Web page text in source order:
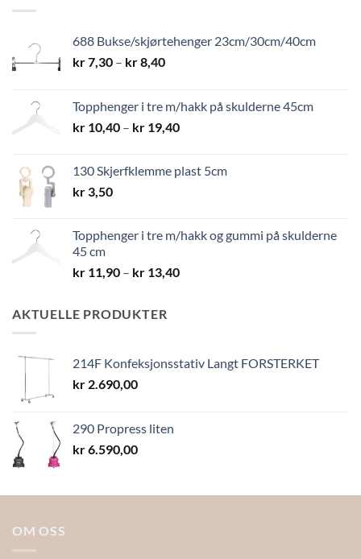
688 Bukse/skjørtehenger 23cm/30cm/40cm
kr7,30 – kr8,40Prisområde:
kr 8,40
Topphenger i tre m/hakk på skulderne 45cm
kr 10,40 – kr 19,40Prisområde:
kr 19,40
130 Skjerfklemme plast 5cm
kr 3,50
Topphenger i tre m/hakk og gummi på skulderne
45 cm
kr 11,90 – kr 13,40Prisområde:
AKTUELLE PRODUKTER
214F Konfeksjonsstativ Langt FORSTERKET
kr 2.690,00
290 Propress liten
kr6.590,00
OM OSS